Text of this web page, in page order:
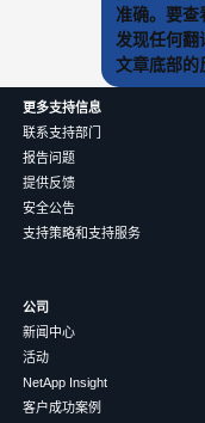
准确。要查
发现任何翻
文章底部的
更多支持信息
联系支持部门
报告问题
提供反馈
安全公告
支持策略和支持服务
公司
新闻中心
活动
NetApp Insight
客户成功案例